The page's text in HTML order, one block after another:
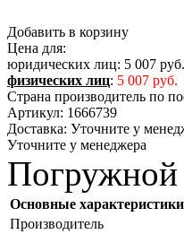
Добавить в корзину
Цена для:
юридических лиц: 5 007 руб.
физических лиц: 5 007 руб.
Страна производитель по
Артикул: 1666739
Доставка: Уточните у
Уточните у менеджера
Погружной
Основные характеристики
Производитель